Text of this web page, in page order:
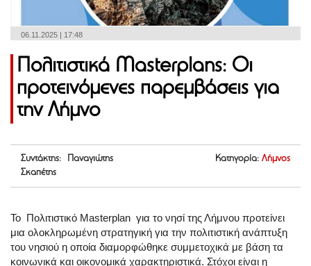
06.11.2025 | 17:48
Πολιτιστικά Masterplans: Οι
προτεινόμενες παρεμβάσεις για
την Λήμνο
Συντάκτης: Παναγιώτης
Σκαπέτης
Κατηγορία: Λήμνος
Το Πολιτιστικό Masterplan για το νησί της Λήμνου προτείνει
μια ολοκληρωμένη στρατηγική για την πολιτιστική ανάπτυξη
του νησιού η οποία διαμορφώθηκε συμμετοχικά με βάση τα
κοινωνικά και οικονομικά χαρακτηριστικά. Στόχοι είναι η